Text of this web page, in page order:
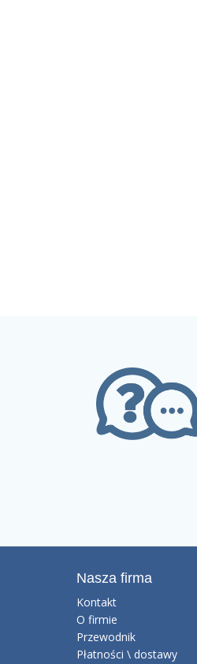
Nasza firma
Kontakt
O firmie
Przewodnik
Płatności \ dostawy